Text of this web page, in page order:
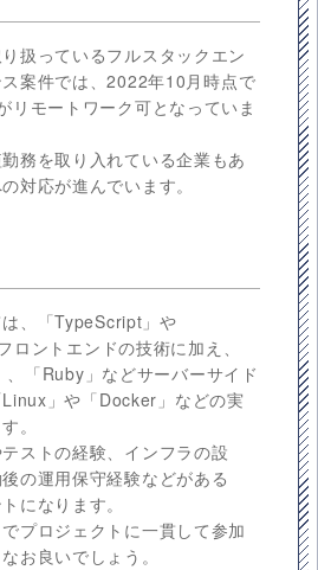
扱っているフルスタックエン
案件では、2022年10月時点で
リモートワーク可となっていま
務を取り入れている企業もあ
対応が進んでいます。
、「TypeScript」や
ロントエンドの技術に加え、
、「Ruby」などサーバーサイド
」や「Docker」などの実
。
ストの経験、インフラの設
の運用保守経験などがある
になります。
プロジェクトに一貫して参加
お良いでしょう。